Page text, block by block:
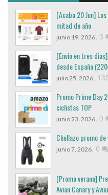
[Acaba 20 Jun]
mitad de año
junio 19, 2026, 3
[Envio en tres
desde España
julio 25, 2026,
Promo Prime Day
ciclistas TOP
junio 23, 2026, 0
Chollazo promo
junio 7, 2026, 0
[Promo verano]
Avian Canary y